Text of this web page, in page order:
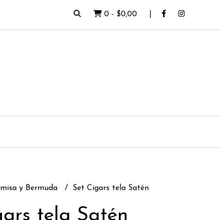
0 - $0,00
y Bermuda Set Cigars tela Satén
tela Satén